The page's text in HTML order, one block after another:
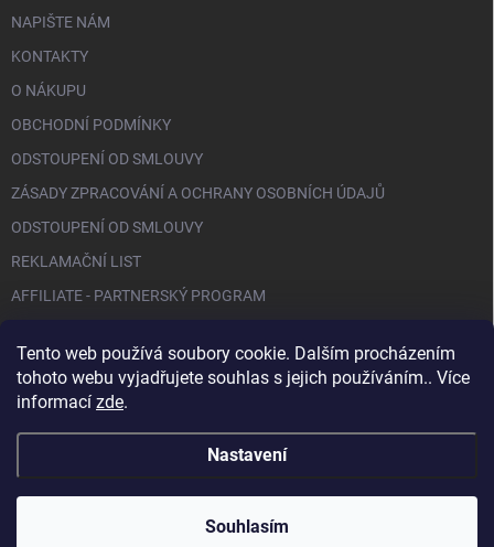
Tento web používá soubory cookie. Dalším procházením
tohoto webu vyjadřujete souhlas s jejich používáním.. Více
informací zde.
Nastavení
Souhlasím
NAPIŠTE NÁM
KONTAKTY
O NÁKUPU
OBCHODNÍ PODMÍNKY
ODSTOUPENÍ OD SMLOUVY
ZÁSADY ZPRACOVÁNÍ A OCHRANY OSOBNÍCH ÚDAJŮ
ODSTOUPENÍ OD SMLOUVY
REKLAMAČNÍ LIST
AFFILIATE - PARTNERSKÝ PROGRAM
FACEBOOK
BIO NAILS . Všechna práva vyhrazena.